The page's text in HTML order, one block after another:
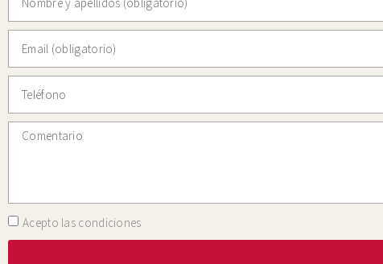
Acepto las condiciones